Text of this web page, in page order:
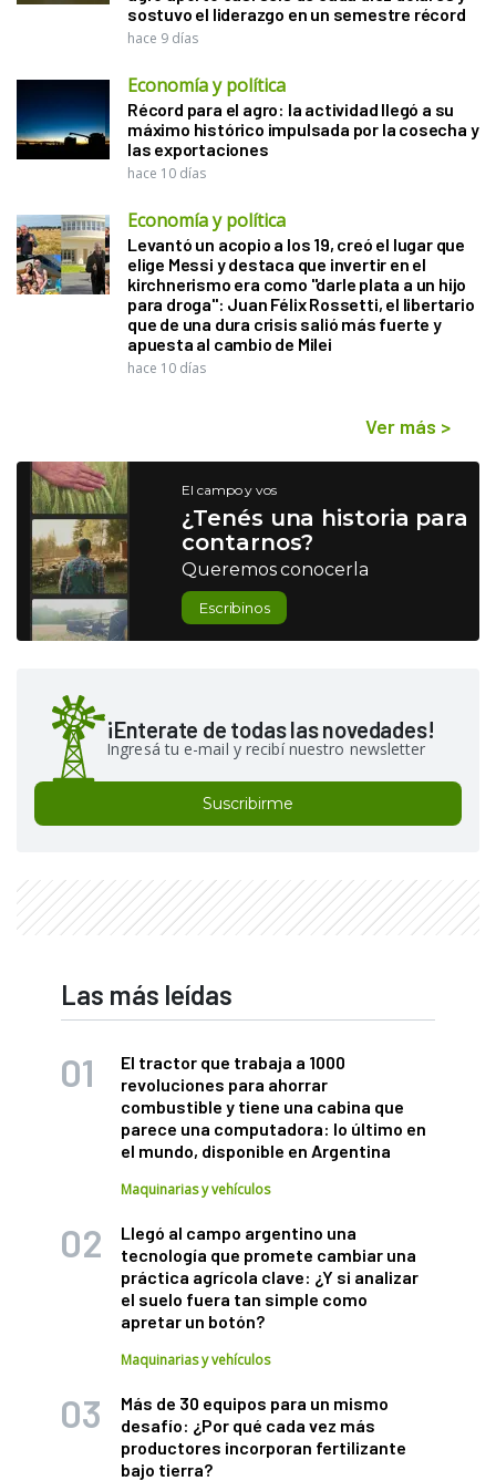
sostuvo el liderazgo en un semestre récord
hace 9 días
Economía y política
Récord para el agro: la actividad llegó a su
máximo histórico impulsada por la cosecha y
las exportaciones
hace 10 días
Economía y política
Levantó un acopio a los 19, creó el lugar que
elige Messi y destaca que invertir en el
kirchnerismo era como "darle plata a un hijo
para droga": Juan Félix Rossetti, el libertario
que de una dura crisis salió más fuerte y
apuesta al cambio de Milei
hace 10 días
Ver más >
El campo y vos
¿Tenés una historia para
contarnos?
Queremos conocerla
Escribinos
¡Enterate de todas las novedades!
Ingresá tu e-mail y recibí nuestro newsletter
Suscribirme
Las más leídas
El tractor que trabaja a 1000
revoluciones para ahorrar
combustible y tiene una cabina que
parece una computadora: lo último en
el mundo, disponible en Argentina
Maquinarias y vehículos
Llegó al campo argentino una
tecnología que promete cambiar una
práctica agrícola clave: ¿Y si analizar
el suelo fuera tan simple como
apretar un botón?
Maquinarias y vehículos
Más de 30 equipos para un mismo
desafío: ¿Por qué cada vez más
productores incorporan fertilizante
bajo tierra?